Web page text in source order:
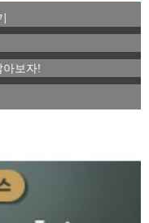
보자!